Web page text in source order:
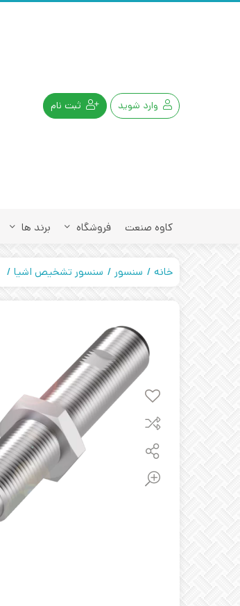
وارد شوید ثبت نام
کاوه صنعت فروشگاه برند ها
خانه سنسور سنسور تشخیص اشیا